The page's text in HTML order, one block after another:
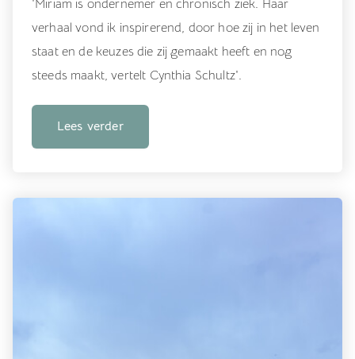
'Miriam is ondernemer en chronisch ziek. Haar
verhaal vond ik inspirerend, door hoe zij in het leven
staat en de keuzes die zij gemaakt heeft en nog
steeds maakt, vertelt Cynthia Schultz'.
Lees verder